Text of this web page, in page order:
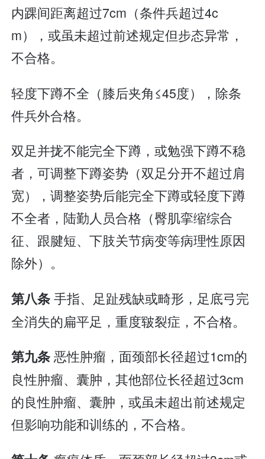
内踝间距离超过7cm（条件兵超过4c
m），或虽未超过前述规定但步态异常，
不合格。
轻度下蹲不全（膝后夹角≤45度），除条
件兵外合格。
双足并拢不能完全下蹲，或勉强下蹲不稳
者，可调整下蹲姿势（双足分开不超过肩
宽），调整姿势后能完全下蹲或轻度下蹲
不全者，陆勤人员合格（臀肌挛缩综合
征、跟腱短、下肢关节病变等病理性原因
除外）。
第八条手指、足趾残缺或畸形，足底弓完
全消失的扁平足，重度皲裂症，不合格。
第九条恶性肿瘤，面颈部长径超过1cm的
良性肿瘤、囊肿，其他部位长径超过3cm
的良性肿瘤、囊肿，或虽未超出前述规定
但影响功能和训练的，不合格。